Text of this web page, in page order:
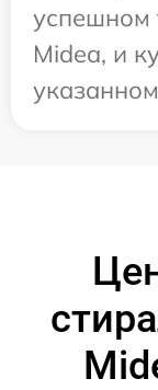
успешном
Midea, и